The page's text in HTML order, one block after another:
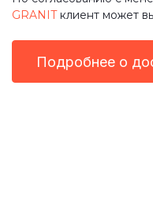
GRANITклиент может
Подробнее о